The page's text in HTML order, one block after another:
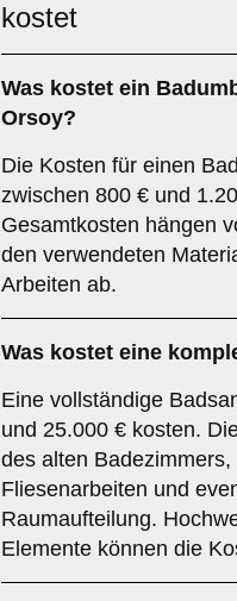
kostet
Was kostet ein
Orsoy?
Die Kosten für einen
zwischen 800 € und
Gesamtkosten hängen
den verwendeten
Arbeiten ab.
Was kostet eine
Eine vollständige
und 25.000 € kosten.
des alten
Fliesenarbeiten und
Raumaufteilung.
Elemente können die